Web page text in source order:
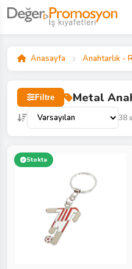
Anasayfa Anahtarlık -
Filtre Metal
38
Stokta